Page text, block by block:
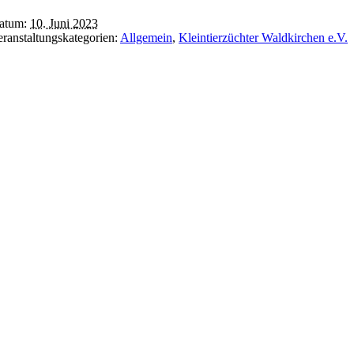
10. Juni 2023
Allgemein, Kleintierzüchter Waldkirchen e.V.